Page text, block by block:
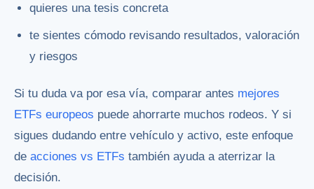
quieres una tesis concreta
te sientes cómodo revisando resultados, valoración
y riesgos
Si tu duda va por esa vía, comparar antes mejores
ETFs europeos puede ahorrarte muchos rodeos. Y si
sigues dudando entre vehículo y activo, este enfoque
de acciones vs ETFs también ayuda a aterrizar la
decisión.